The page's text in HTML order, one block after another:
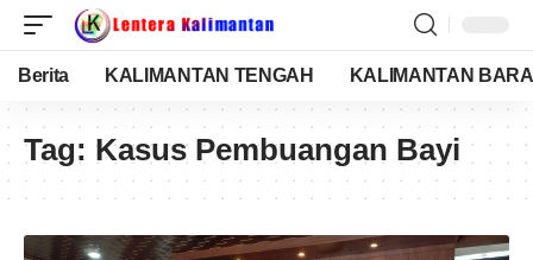
Berita KALIMANTAN TENGAH KALIMANTAN
Tag: Kasus Pembuangan Bayi